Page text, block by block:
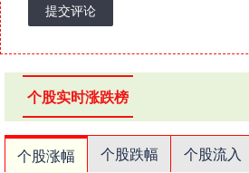
提交评论
个股实时涨跌榜
个股涨幅 个股跌幅 个股流入